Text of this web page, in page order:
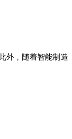
外，随着智能制造